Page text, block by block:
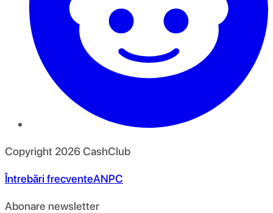
Copyright 2026CashClub
Întrebări frecventeANPC
Abonare newsletter